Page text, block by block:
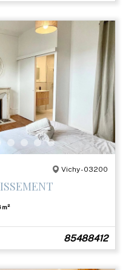
Vichy - 03200
m²
85488412